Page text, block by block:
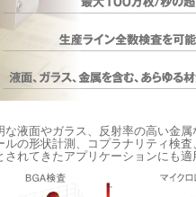
液面やガラス、反射率の高い金
の形状計測、コプラナリティ検
れてきたアプリケーションにも適